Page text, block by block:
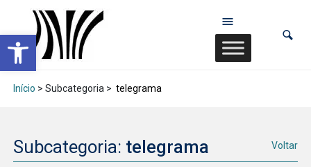
Abrir a barra de ferramentas
Início > Subcategoria > telegrama
Subcategoria: telegrama Voltar